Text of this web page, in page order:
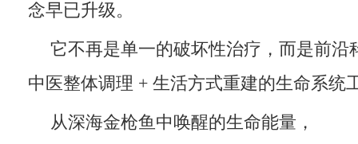
念早已升级。
它不再是单一的破坏性治疗，而是前沿
中医整体调理 + 生活方式重建的生命系统
从深海金枪鱼中唤醒的生命能量，